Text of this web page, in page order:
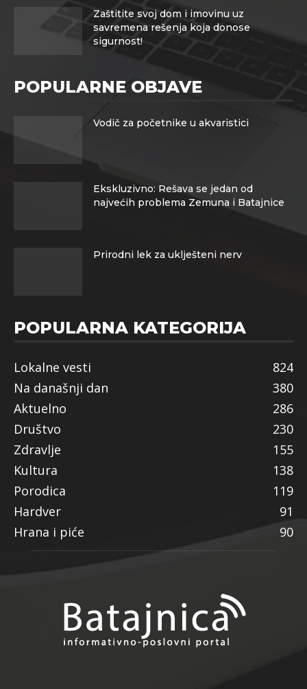
Zaštitite svoj dom i imovinu uz
savremena rešenja koja donose
sigurnost!
POPULARNE OBJAVE
Vodič za početnike u akvaristici
Ekskluzivno: Rešava se jedan od
najvećih problema Zemuna i Batajnice
Prirodni lek za uklješteni nerv
POPULARNA KATEGORIJA
Lokalne vesti
824
Na današnji dan
380
Aktuelno
286
Društvo
230
Zdravlje
155
Kultura
138
Porodica
119
Hardver
91
Hrana i piće
90